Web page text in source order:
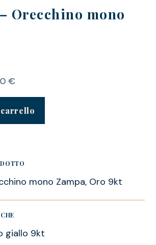
Orecchino mono
€
mono Zampa, Oro 9kt
giallo 9kt